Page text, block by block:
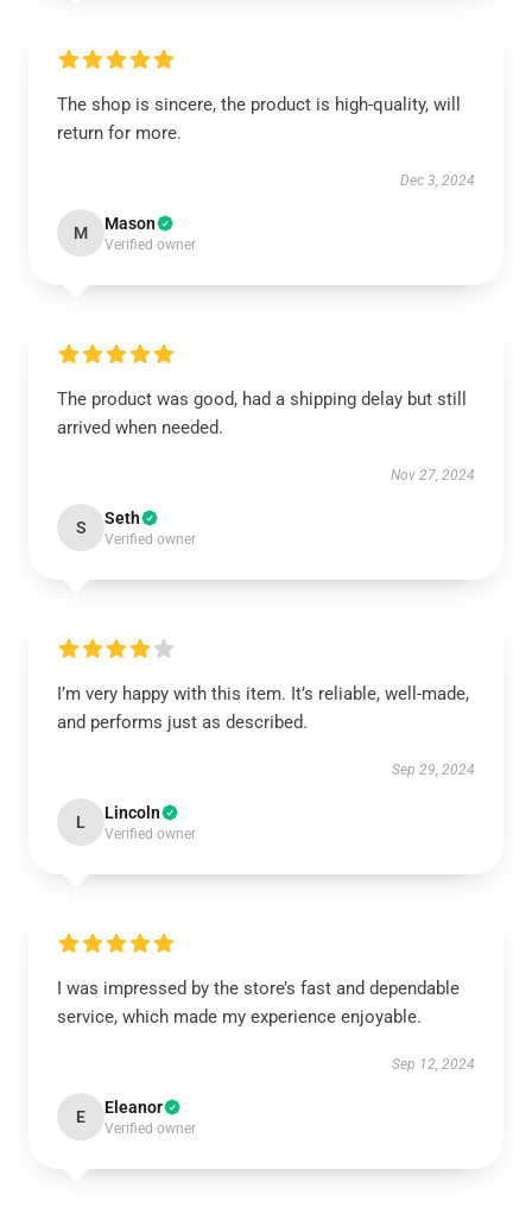
The shop is sincere, the product is high-quality, will
return for more.
Dec 3, 2024
M Mason
Verified owner
The product was good, had a shipping delay but still
arrived when needed.
Nov 27, 2024
S Seth
Verified owner
I’m very happy with this item. It’s reliable, well-made,
and performs just as described.
Sep 29, 2024
L Lincoln
Verified owner
I was impressed by the store’s fast and dependable
service, which made my experience enjoyable.
Sep 12, 2024
E Eleanor
Verified owner